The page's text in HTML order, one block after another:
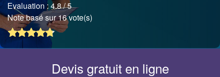
Evaluation :4.8/ 5
Note basé sur 16 vote(s)
Devis gratuit en ligne